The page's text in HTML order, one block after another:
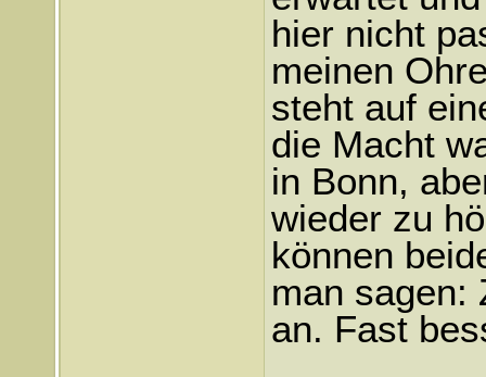
hier nicht
meinen
steht auf
die Macht
in Bonn,
wieder zu
können
man sagen:
an. Fast